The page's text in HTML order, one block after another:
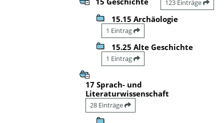
123 Einträge
15.15 Archäologie
1 Eintrag
15.25 Alte Geschichte
1 Eintrag
17 Sprach- und
Literaturwissenschaft
28 Einträge